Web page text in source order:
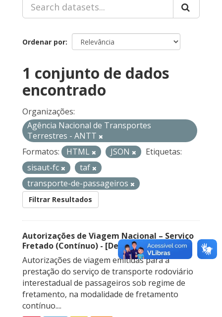
Ordenar por
1 conjunto de dados
encontrado
Organizações:
Agência Nacional de Transportes
Terrestres - ANTT
Formatos:
HTML JSON
Etiquetas:
sisaut-fc
taf
transporte-de-passageiros
Filtrar Resultados
Autorizações de Viagem Nacional – Serviço
Fretado (Contínuo) - [Descontinuado]
Autorizações de viagem emitidas para a
prestação do serviço de transporte rodoviário
interestadual de passageiros sob regime de
fretamento, na modalidade de fretamento
contínuo....